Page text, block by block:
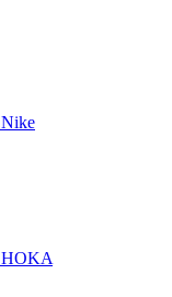
Nike
HOKA